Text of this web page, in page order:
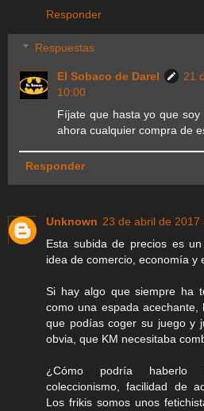
Responder
Respuestas
El Sobaco de Darel
21
10:00
Fíjate que hasta yo que
ahora cualquier compra de
Responder
Unknown 23 de abril de 2017
Esta subida de precios es
idea de comercio, economía y
Si hay algo que siempre ha
como una espada
que podías coger su juego y
obvia, que KM necesitaba
¿Cómo podría haberlo
coleccionismo, facilidad de
Los frikis somos unos